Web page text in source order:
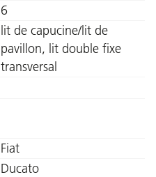
6
lit de capucine/lit de
pavillon, lit double fixe
transversal
Fiat
Ducato